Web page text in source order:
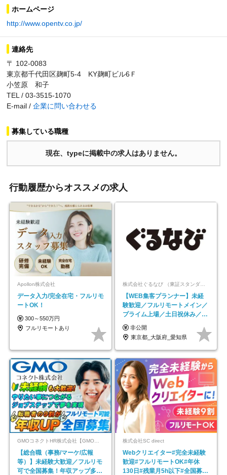
ホームページ
http://www.opentv.co.jp/
連絡先
〒 102-0083
東京都千代田区麹町5-4 KY麹町ビル6Ｆ
小笠原 和子
TEL / 03-3515-1070
E-mail / 企業に問い合わせる
募集している職種
現在、typeに掲載中の求人はありません。
行動履歴からオススメの求人
Apollon株式会社
データ入力/完全在宅・フルリモ
ートOK！
300～550万円
フルリモートあり
株式会社ぐるなび （東証スタンダード上場）
【WEB集客プランナー】未経
験歓迎／フルリモートメイン／
プライム上場／土日祝休み／東
京・大阪・名古屋
非公開
東京都_大阪府_愛知県
GMOコネクトHR株式会社【GMOインターネットグループ】
【総合職（事務/マーケ/広報
等）】未経験大歓迎／フルリモ
可で全国募集！年収アップ多数
株式会社SC direct
Webクリエイター#完全未経験
歓迎#フルリモートOK#年休
130日#残業月5h以下#全国募集